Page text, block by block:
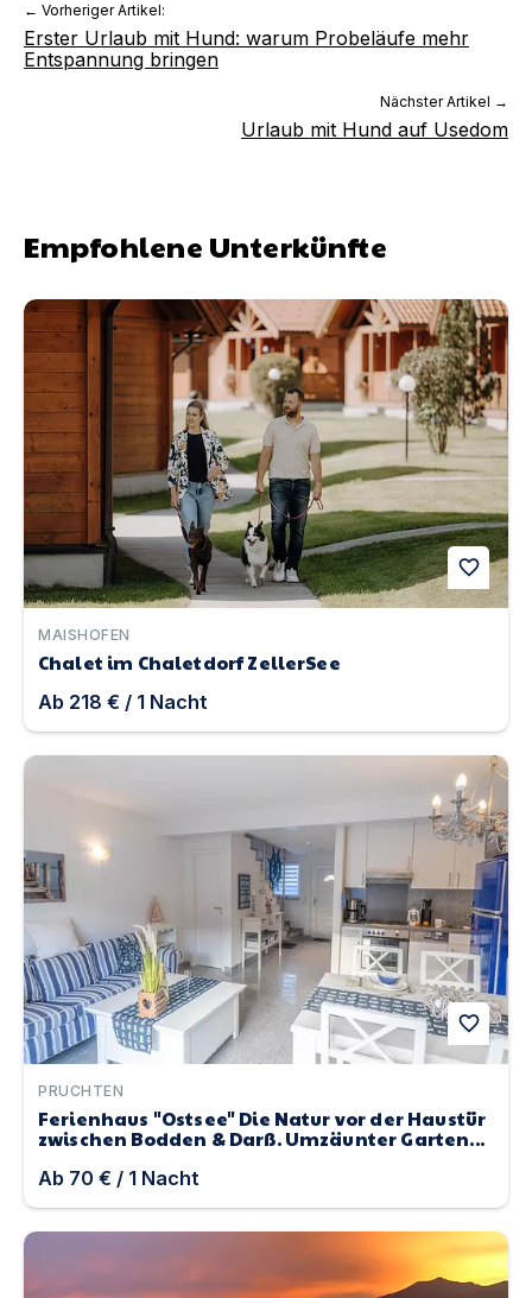
← Vorheriger Artikel:
Erster Urlaub mit Hund: warum Probeläufe mehr
Entspannung bringen
Nächster Artikel →
Urlaub mit Hund auf Usedom
Empfohlene Unterkünfte
Chalet im Chaletdorf ZellerSee | Unterkunft in
favorite
MAISHOFEN
Chalet im Chaletdorf ZellerSee
Ab 218 € / 1 Nacht
Ferienhaus "Ostsee" Die Natur vor der Haustür
favorite
PRUCHTEN
Ferienhaus "Ostsee" Die Natur vor der Haustür
zwischen Bodden & Darß. Umzäunter Garten...
Ab 70 € / 1 Nacht
Hundeferien DIREKT am Wasser des Lago Maggiore